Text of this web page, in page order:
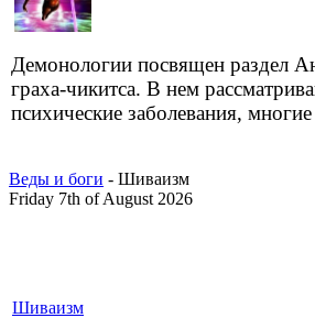
Демонологии посвящен раздел
граха-чикитса. В нем
психические заболевания,
Веды и боги - Шиваизм
Friday 7th of August 2026
Шиваизм